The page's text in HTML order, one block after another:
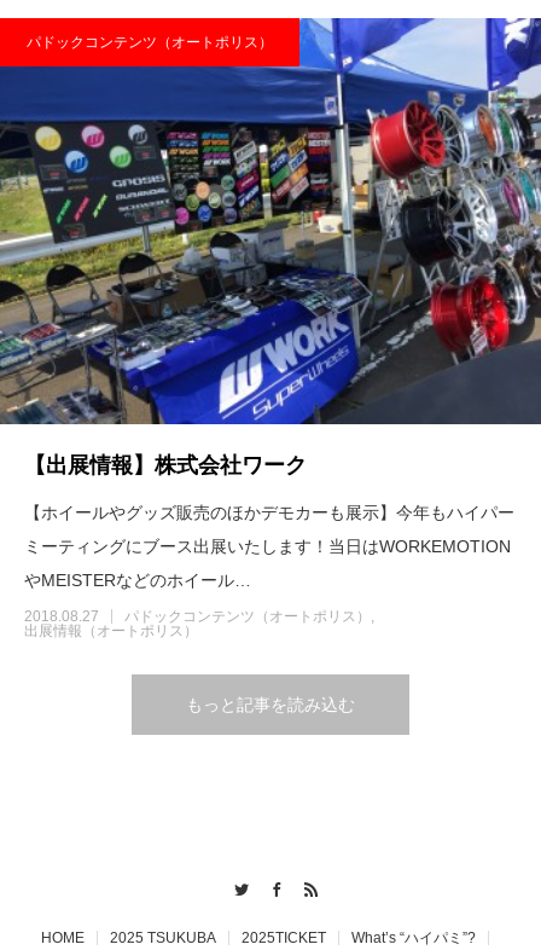
パドックコンテンツ（オートポリス）
【出展情報】株式会社ワーク
【ホイールやグッズ販売のほかデモカーも展示】今年もハイパー
ミーティングにブース出展いたします！当日はWORKEMOTION
やMEISTERなどのホイール…
2018.08.27
パドックコンテンツ（オートポリス）
出展情報（オートポリス）
もっと記事を読み込む
HOME 2025 TSUKUBA 2025TICKET What’s “ハイパミ”?